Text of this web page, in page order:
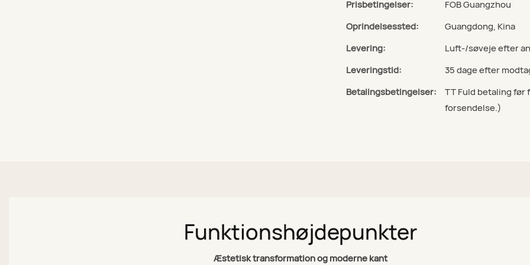
Prisbetingelser:
FOB Guangzhou
Oprindelsessted:
Guangdong, Kina
Levering:
Luft-/søveje efter
Leveringstid:
35 dage efter
Betalingsbetingelser:
TT Fuld betaling før
forsendelse.)
Funktionshøjdepunkter
Æstetisk transformation og moderne kant